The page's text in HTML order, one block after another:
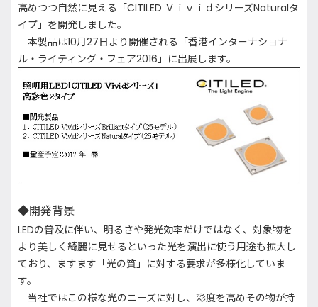
高めつつ自然に見える「CITILED ＶｉｖｉｄシリーズNaturalタ
イプ」を開発しました。
本製品は10月27日より開催される「香港インターナショナ
ル・ライティング・フェア2016」に出展します。
◆開発背景
LEDの普及に伴い、明るさや発光効率だけではなく、対象物を
より美しく綺麗に見せるといった光を演出に使う用途も拡大し
ており、ますます「光の質」に対する要求が多様化していま
す。
当社ではこの様な光のニーズに対し、彩度を高めその物が持